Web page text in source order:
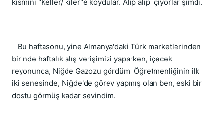
kısmını "Keller/ kiler"e koydular. Alıp alıp içiyorlar şimdi.
Bu haftasonu, yine Almanya'daki Türk marketlerinden
birinde haftalık alış verişimizi yaparken, içecek
reyonunda, Niğde Gazozu gördüm. Öğretmenliğinin ilk
iki senesinde, Niğde'de görev yapmış olan ben, eski bir
dostu görmüş kadar sevindim.